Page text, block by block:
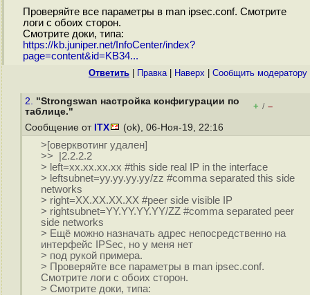
Проверяйте все параметры в man ipsec.conf. Смотрите
логи с обоих сторон.
Смотрите доки, типа:
https://kb.juniper.net/InfoCenter/index?
page=content&id=KB34...
Ответить Правка| Наверх Cообщить модератору
2. "Strongswan настройка конфигурации по
таблице."
+ / –
Сообщение от ITX (ok), 06-Ноя-19, 22:16
>[оверквотинг удален]
>> |2.2.2.2
> left=xx.xx.xx.xx #this side real IP in the interface
> leftsubnet=yy.yy.yy.yy/zz #comma separated this side
networks
> right=XX.XX.XX.XX #peer side visible IP
> rightsubnet=YY.YY.YY.YY/ZZ #comma separated peer
side networks
> Ещё можно назначать адрес непосредственно на
интерфейс IPSec, но у меня нет
> под рукой примера.
> Проверяйте все параметры в man ipsec.conf.
Смотрите логи с обоих сторон.
> Смотрите доки, типа: